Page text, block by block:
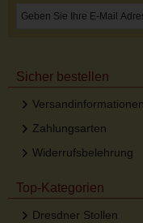
Sicher bestellen
Versandinformationen
Zahlungsarten
Widerrufsbelehrung
Top-Kategorien
Dresdner Stollen